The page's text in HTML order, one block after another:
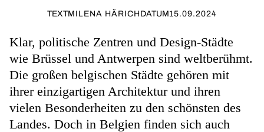
TEXTMILENA HÄRICH DATUM15.09.2024
Klar, politische Zentren und Design-Städte
wie Brüssel und Antwerpen sind weltberühmt.
Die großen belgischen Städte gehören mit
ihrer einzigartigen Architektur und ihren
vielen Besonderheiten zu den schönsten des
Landes. Doch in Belgien finden sich auch